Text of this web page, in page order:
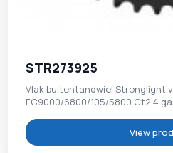
STR273925
Vlak buitentandwiel Stronglight
FC9000/6800/105/5800 Ct2 4
View